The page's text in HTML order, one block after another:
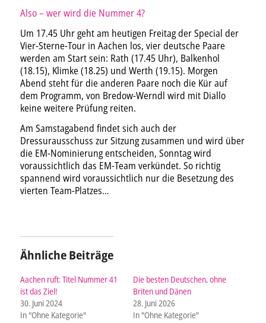
Also – wer wird die Nummer 4?
Um 17.45 Uhr geht am heutigen Freitag der Special der
Vier-Sterne-Tour in Aachen los, vier deutsche Paare
werden am Start sein: Rath (17.45 Uhr), Balkenhol
(18.15), Klimke (18.25) und Werth (19.15). Morgen
Abend steht für die anderen Paare noch die Kür auf
dem Programm, von Bredow-Werndl wird mit Diallo
keine weitere Prüfung reiten.
Am Samstagabend findet sich auch der
Dressurausschuss zur Sitzung zusammen und wird über
die EM-Nominierung entscheiden, Sonntag wird
voraussichtlich das EM-Team verkündet. So richtig
spannend wird voraussichtlich nur die Besetzung des
vierten Team-Platzes…
Ähnliche Beiträge
Aachen ruft: Titel Nummer 41
ist das Ziel!
30. Juni 2024
In "Ohne Kategorie"
Die besten Deutschen, ohne
Briten und Dänen
28. Juni 2026
In "Ohne Kategorie"